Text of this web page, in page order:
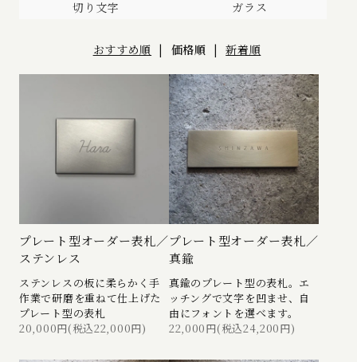
切り文字
ガラス
おすすめ順 | 価格順 |新着順
プレート型オーダー表札／
ステンレス
ステンレスの板に柔らかく手
作業で研磨を重ねて仕上げた
プレート型の表札
20,000円(税込22,000円)
プレート型オーダー表札／
真鍮
真鍮のプレート型の表札。エ
ッチングで文字を凹ませ、自
由にフォントを選べます。
22,000円(税込24,200円)